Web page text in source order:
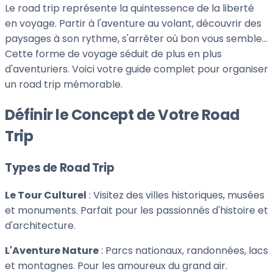
Le road trip représente la quintessence de la liberté
en voyage. Partir à l'aventure au volant, découvrir des
paysages à son rythme, s'arrêter où bon vous semble...
Cette forme de voyage séduit de plus en plus
d'aventuriers. Voici votre guide complet pour organiser
un road trip mémorable.
Définir le Concept de Votre Road
Trip
Types de Road Trip
Le Tour Culturel : Visitez des villes historiques, musées
et monuments. Parfait pour les passionnés d'histoire et
d'architecture.
L'Aventure Nature: Parcs nationaux, randonnées, lacs
et montagnes. Pour les amoureux du grand air.